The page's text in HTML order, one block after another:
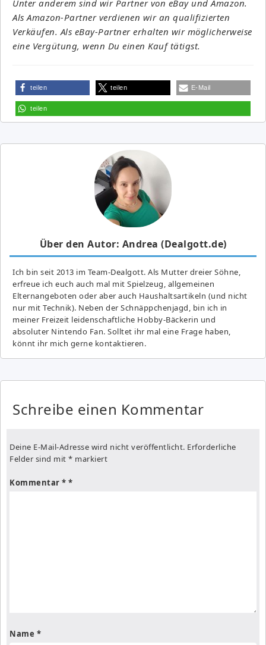
Unter anderem sind wir Partner von eBay und Amazon.
Als Amazon-Partner verdienen wir an qualifizierten
Verkäufen. Als eBay-Partner erhalten wir möglicherweise
eine Vergütung, wenn Du einen Kauf tätigst.
teilen teilen E-Mail
teilen
Über den Autor: Andrea (Dealgott.de)
Ich bin seit 2013 im Team-Dealgott. Als Mutter dreier Söhne,
erfreue ich euch auch mal mit Spielzeug, allgemeinen
Elternangeboten oder aber auch Haushaltsartikeln (und nicht
nur mit Technik). Neben der Schnäppchenjagd, bin ich in
meiner Freizeit leidenschaftliche Hobby-Bäckerin und
absoluter Nintendo Fan. Solltet ihr mal eine Frage haben,
könnt ihr mich gerne kontaktieren.
Schreibe einen Kommentar
Deine E-Mail-Adresse wird nicht veröffentlicht. Erforderliche
Felder sind mit * markiert
Kommentar *
Name *